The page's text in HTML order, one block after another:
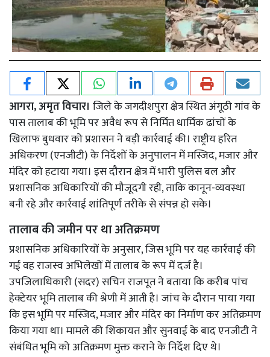
आगरा, अमृत विचार। जिले के जगदीशपुरा क्षेत्र स्थित अंगूठी गांव के
पास तालाब की भूमि पर अवैध रूप से निर्मित धार्मिक ढांचों के
खिलाफ बुधवार को प्रशासन ने बड़ी कार्रवाई की। राष्ट्रीय हरित
अधिकरण (एनजीटी) के निर्देशों के अनुपालन में मस्जिद, मजार और
मंदिर को हटाया गया। इस दौरान क्षेत्र में भारी पुलिस बल और
प्रशासनिक अधिकारियों की मौजूदगी रही, ताकि कानून-व्यवस्था
बनी रहे और कार्रवाई शांतिपूर्ण तरीके से संपन्न हो सके।
तालाब की जमीन पर था अतिक्रमण
प्रशासनिक अधिकारियों के अनुसार, जिस भूमि पर यह कार्रवाई की
गई वह राजस्व अभिलेखों में तालाब के रूप में दर्ज है।
उपजिलाधिकारी (सदर) सचिन राजपूत ने बताया कि करीब पांच
हेक्टेयर भूमि तालाब की श्रेणी में आती है। जांच के दौरान पाया गया
कि इस भूमि पर मस्जिद, मजार और मंदिर का निर्माण कर अतिक्रमण
किया गया था। मामले की शिकायत और सुनवाई के बाद एनजीटी ने
संबंधित भूमि को अतिक्रमण मुक्त कराने के निर्देश दिए थे।